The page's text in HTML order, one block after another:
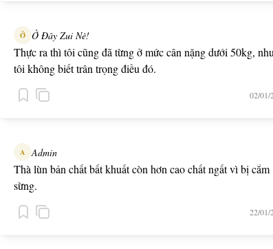
Ở Ở Đây Zui Nè!
Thực ra thì tôi cũng đã từng ở mức cân nặng dưới 50kg,
tôi không biết trân trọng điều đó.
02/01/
A Admin
Thà lùn bản chất bất khuất còn hơn cao chất ngất vì bị cắm
sừng.
22/01/